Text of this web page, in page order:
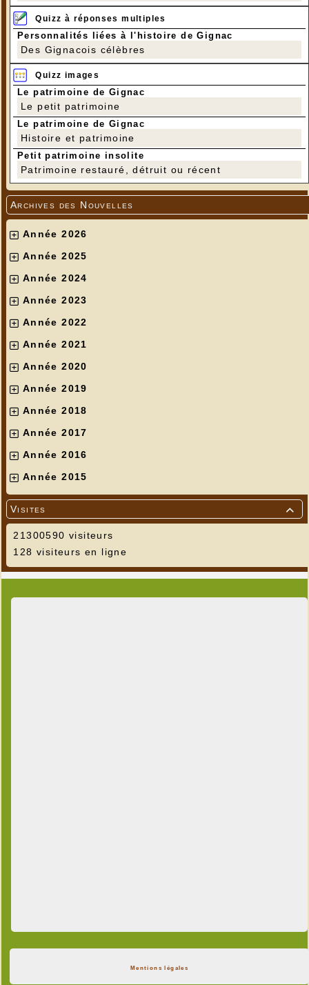
Quizz à réponses multiples
Personnalités liées à l'histoire de Gignac
Des Gignacois célèbres
Quizz images
Le patrimoine de Gignac
Le petit patrimoine
Le patrimoine de Gignac
Histoire et patrimoine
Petit patrimoine insolite
Patrimoine restauré, détruit ou récent
Archives des Nouvelles
Année 2026
Année 2025
Année 2024
Année 2023
Année 2022
Année 2021
Année 2020
Année 2019
Année 2018
Année 2017
Année 2016
Année 2015

Visites
21300590 visiteurs
128 visiteurs en ligne
Mentions légales